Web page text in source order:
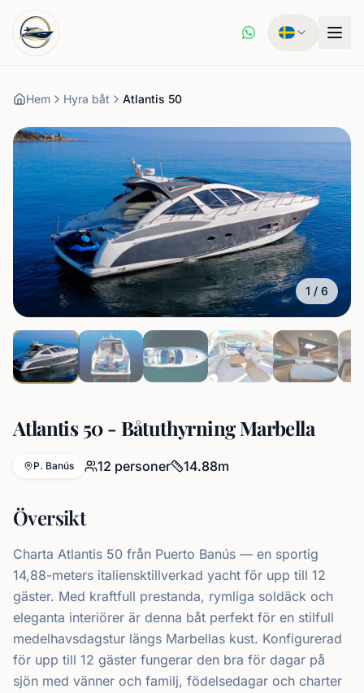
Hem Hyra båt Atlantis 50
1 / 6
Atlantis 50 - Båtuthyrning Marbella
P. Banús 12 personer 14.88m
Översikt
Charta Atlantis 50 från Puerto Banús — en sportig
14,88-meters italiensktillverkad yacht för upp till 12
gäster. Med kraftfull prestanda, rymliga soldäck och
eleganta interiörer är denna båt perfekt för en stilfull
medelhavsdagstur längs Marbellas kust. Konfigurerad
för upp till 12 gäster fungerar den bra för dagar på
sjön med vänner och familj, födelsedagar och charter